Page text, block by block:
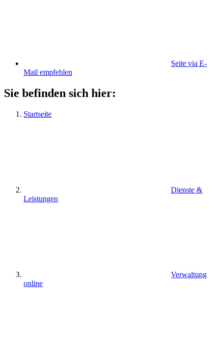
Seite via E-
Mail empfehlen
Sie befinden sich hier:
Startseite
Dienste &
Leistungen
Verwaltung
online